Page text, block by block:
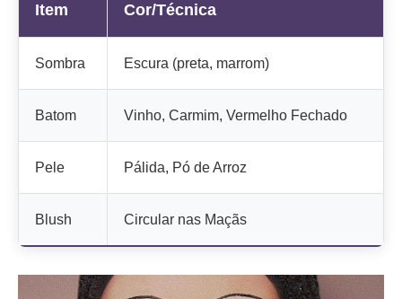
Item Cor/Técnica
Sombra Escura (preta, marrom)
Batom Vinho, Carmim, Vermelho Fechado
Pele Pálida, Pó de Arroz
Blush Circular nas Maçãs